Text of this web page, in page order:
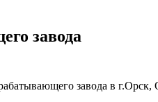
завода
завода в г.Орск,